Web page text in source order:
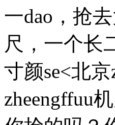
一dao，抢
尺，一个长
寸颜se<北
zheengffuu